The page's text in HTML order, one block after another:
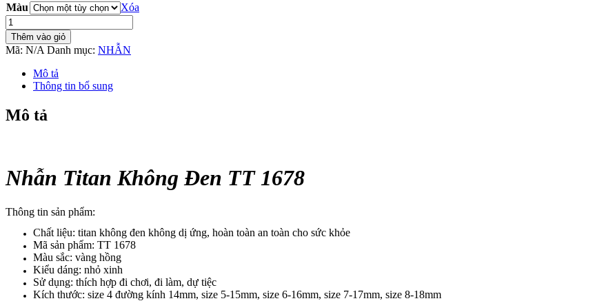
Màu
Xóa
Nhẫn
Titan
Không
Đen
1678
lượng
Thêm vào giỏ
Mã: N/A Danh mục: NHẪN
Mô tả
Thông tin bổ sung
Mô tả
Nhẫn Titan Không Đen TT 1678
Thông tin sản phẩm:
Chất liệu: titan không đen không dị ứng, hoàn toàn an toàn cho sức khỏe
Mã sản phẩm: TT 1678
Màu sắc: vàng hồng
Kiểu dáng: nhỏ xinh
Sử dụng: thích hợp đi chơi, đi làm, dự tiệc
Kích thước: size 4 đường kính 14mm, size 5-15mm, size 6-16mm, size 7-17mm, size 8-18mm